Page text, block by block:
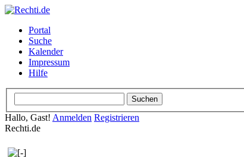
Portal
Suche
Kalender
Impressum
Hilfe
Hallo, Gast! Anmelden Registrieren
Rechti.de